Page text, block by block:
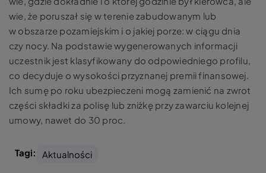
wie, że poruszał się w terenie zabudowanym lub
w obszarze pozamiejskim i o jakiej porze: w ciągu dnia
czy nocy. Na podstawie wygenerowanych informacji
uczestnik jest klasyfikowany do odpowiedniego profilu,
co decyduje o wysokości przyznanej premii finansowej.
Ich sumę po roku ubezpieczeni mogą zamienić na zwrot
części składki za polisę lub zniżkę przy zawarciu kolejnej
umowy, nawet do 30 proc.
Tagi: Aktualności